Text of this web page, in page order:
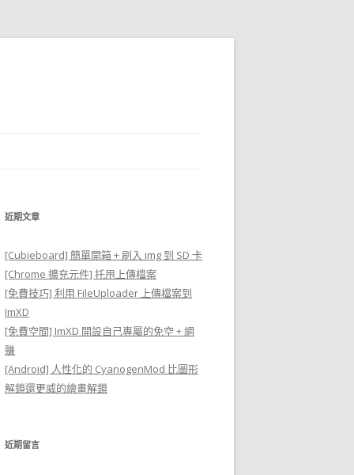
近期文章
[Cubieboard] 簡單開箱 + 刷入 img 到 SD 卡
[Chrome 擴充元件] 托甩上傳檔案
[免費技巧] 利用 FileUploader 上傳檔案到
ImXD
[免費空間] ImXD 開設自己專屬的免空 + 網
賺
[Android] 人性化的 CyanogenMod 比圖形
解鎖還更威的繪畫解鎖
近期留言